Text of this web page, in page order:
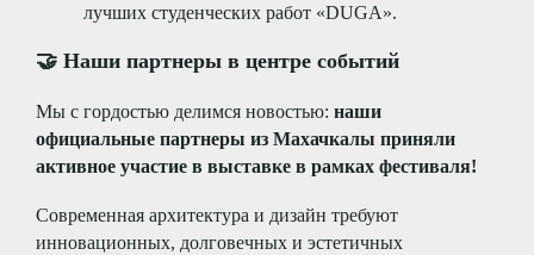
лучших студенческих работ «DUGA».
🤝 Наши партнеры в центре событий
Мы с гордостью делимся новостью: наши
официальные партнеры из Махачкалы приняли
активное участие в выставке в рамках фестиваля!
Современная архитектура и дизайн требуют
инновационных, долговечных и эстетичных